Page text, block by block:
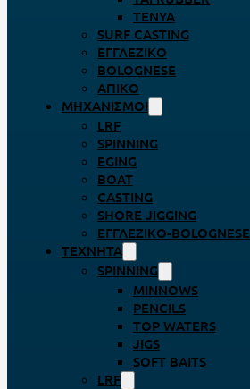
TENYA
SURF CASTING
ΕΓΓΛΈΖΙΚΟ
BOLOGNESE
ΑΠΊΚΟ
ΜΗΧΑΝΙΣΜΟΊ
LRF
SPINNING
EGING
BOAT
CASTING
SHORE JIGGING
ΕΓΓΛΈΖΙΚΟ-BOLOGNESE
ΤΕΧΝΗΤΆ
SPINNING
MINNOWS
PENCILS
TOP WATERS
JIGS
SOFT BAITS
LRF